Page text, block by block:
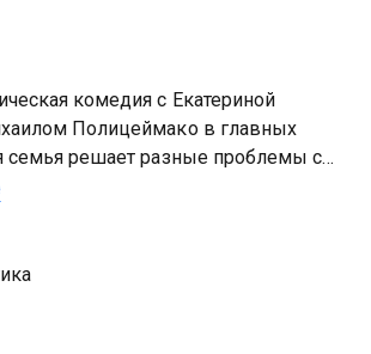
комедия с Екатериной
Полицеймако в главных
семья решает разные проблемы с
Женщины рода Ивановых
насквозь, ее мать Тамара
варить зелья, а дар дочери-
только предстоит узнать. Только
школьный учитель физики Валера,